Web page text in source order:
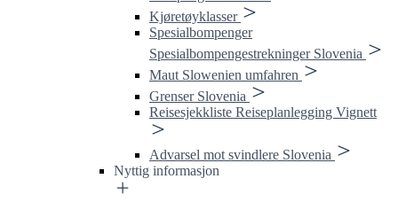
Kjøretøyklasser
Spesialbompenger
Spesialbompengestrekninger Slovenia
Maut Slowenien umfahren
Grenser Slovenia
Reisesjekkliste Reiseplanlegging Vignett
Advarsel mot svindlere Slovenia
Nyttig informasjon